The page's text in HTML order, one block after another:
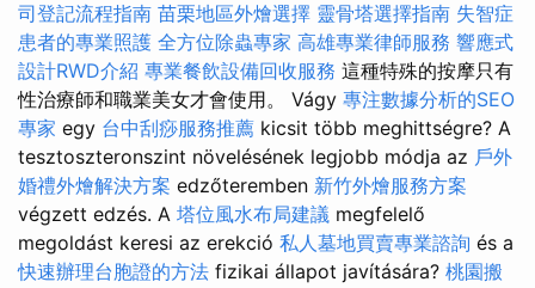
司登記流程指南 苗栗地區外燴選擇 靈骨塔選擇指南 失智症
患者的專業照護 全方位除蟲專家 高雄專業律師服務 響應式
設計RWD介紹 專業餐飲設備回收服務 這種特殊的按摩只有
性治療師和職業美女才會使用。 Vágy 專注數據分析的SEO
專家 egy 台中刮痧服務推薦 kicsit több meghittségre? A
tesztoszteronszint növelésének legjobb módja az 戶外
婚禮外燴解決方案 edzőteremben 新竹外燴服務方案
végzett edzés. A 塔位風水布局建議 megfelelő
megoldást keresi az erekció 私人墓地買賣專業諮詢 és a
快速辦理台胞證的方法 fizikai állapot javítására? 桃園搬